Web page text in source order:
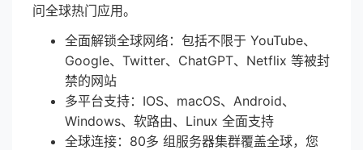
问全球热门应用。
全面解锁全球网络：包括不限于 YouTube、
Google、Twitter、ChatGPT、Netflix 等被封
禁的网站
多平台支持：IOS、macOS、Android、
Windows、软路由、Linux 全面支持
全球连接：80多 组服务器集群覆盖全球，您